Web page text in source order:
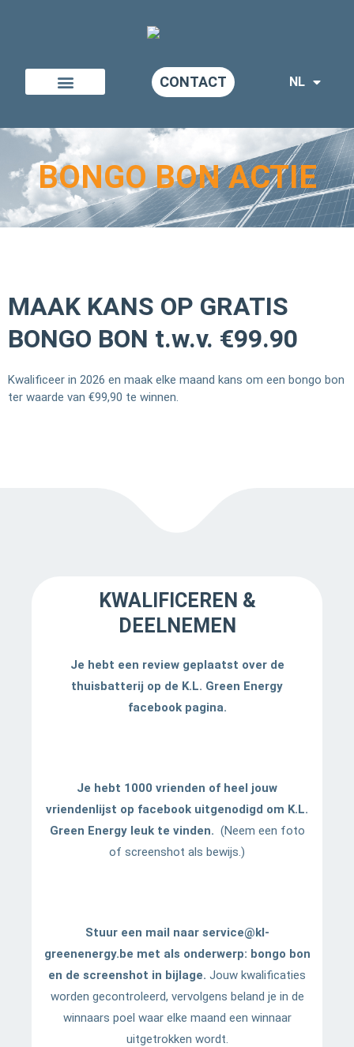
inhoud
CONTACT NL
BONGO BON ACTIE
MAAK KANS OP GRATIS
BONGO BON t.w.v. €99.90
Kwalificeer in 2026 en maak elke maand kans om een bongo bon
ter waarde van €99,90 te winnen.
KWALIFICEREN &
DEELNEMEN
Je hebt een review geplaatst over de
thuisbatterij op de K.L. Green Energy
facebook pagina.
Je hebt 1000 vrienden of heel jouw
vriendenlijst op facebook uitgenodigd om K.L.
Green Energy leuk te vinden. (Neem een foto
of screenshot als bewijs.)
Stuur een mail naar service@kl-
greenenergy.be met als onderwerp: bongo bon
en de screenshot in bijlage. Jouw kwalificaties
worden gecontroleerd, vervolgens beland je in de
winnaars poel waar elke maand een winnaar
uitgetrokken wordt.